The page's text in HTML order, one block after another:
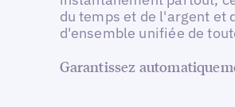
du temps et de l'argent et
d'ensemble unifiée de
Garantissez